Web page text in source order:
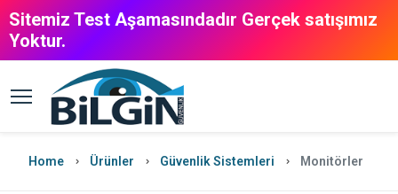
Sitemiz Test Aşamasındadır Gerçek satışımız
Yoktur.
Home Ürünler Güvenlik Sistemleri Monitörler